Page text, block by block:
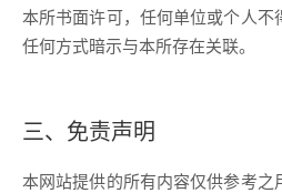
本所书面许可，任何单位或个人不
任何方式暗示与本所存在关联。
三、免责声明
本网站提供的所有内容仅供参考